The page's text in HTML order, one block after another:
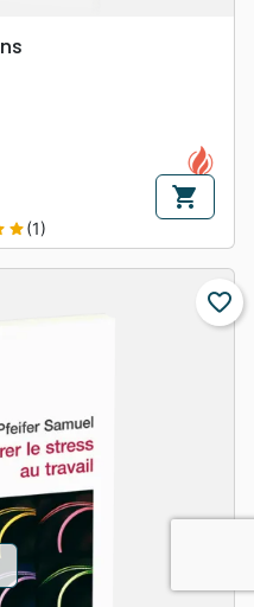
shopping_cart
star(1)
favorite_border